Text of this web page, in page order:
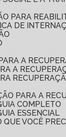
PARA
DE
A
A
PARA A
COMPLETO
ESSENCIAL
VOCÊ